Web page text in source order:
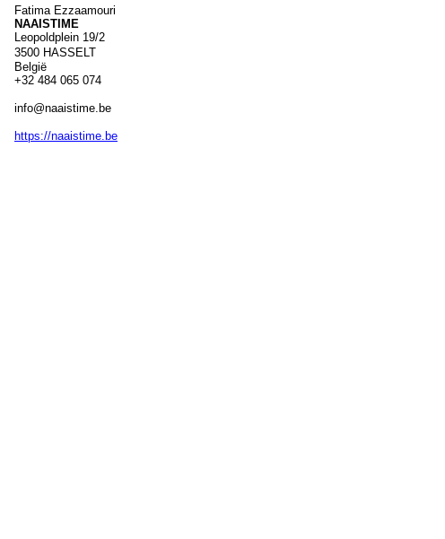
Fatima Ezzaamouri
NAAISTIME
Leopoldplein 19/2
3500 HASSELT
België
+32 484 065 074
info@naaistime.be
https://naaistime.be